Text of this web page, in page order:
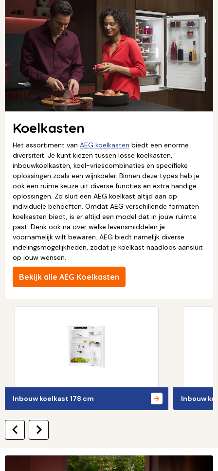
Koelkasten
Het assortiment van AEG koelkasten biedt een enorme
diversiteit. Je kunt kiezen tussen losse koelkasten,
inbouwkoelkasten, koel-vriescombinaties en specifieke
oplossingen zoals een wijnkoeler. Binnen deze types heb je
ook een ruime keuze uit diverse functies en extra handige
oplossingen. Zo sluit een AEG koelkast altijd aan op
individuele behoeften. Omdat AEG verschillende formaten
koelkasten biedt, is er altijd een model dat in jouw ruimte
past. Denk ook na over welke levensmiddelen je
voornamelijk wilt bewaren. AEG biedt namelijk diverse
indelingsmogelijkheden, zodat je koelkast naadloos aansluit
op jouw wensen.
Bekijk alle AEG Koelkasten
Inbouw koelkast 178 cm Inbouw